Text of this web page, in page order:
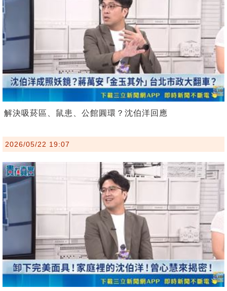
解決吸菸區、鼠患、公館圓環？沈伯洋回應
2026/05/22 19:07